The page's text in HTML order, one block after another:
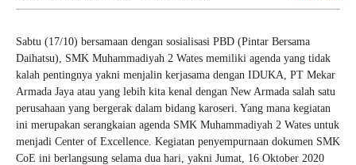
Sabtu (17/10) bersamaan dengan sosialisasi PBD (Pintar Bersama
Daihatsu), SMK Muhammadiyah 2 Wates memiliki agenda yang tidak
kalah pentingnya yakni menjalin kerjasama dengan IDUKA, PT Mekar
Armada Jaya atau yang lebih kita kenal dengan New Armada salah satu
perusahaan yang bergerak dalam bidang karoseri. Yang mana kegiatan
ini merupakan serangkaian agenda SMK Muhammadiyah 2 Wates untuk
menjadi Center of Excellence. Kegiatan penyempurnaan dokumen SMK
CoE ini berlangsung selama dua hari, yakni Jumat, 16 Oktober 2020